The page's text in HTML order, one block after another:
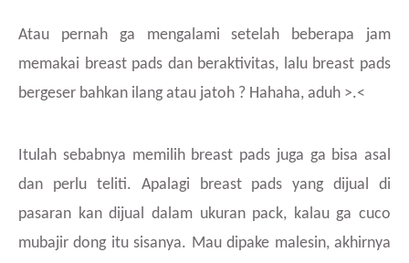
Atau pernah ga mengalami setelah beberapa jam
memakai breast pads dan beraktivitas, lalu breast pads
bergeser bahkan ilang atau jatoh ? Hahaha, aduh >.<
Itulah sebabnya memilih breast pads juga ga bisa asal
dan perlu teliti. Apalagi breast pads yang dijual di
pasaran kan dijual dalam ukuran pack, kalau ga cuco
mubajir dong itu sisanya. Mau dipake malesin, akhirnya